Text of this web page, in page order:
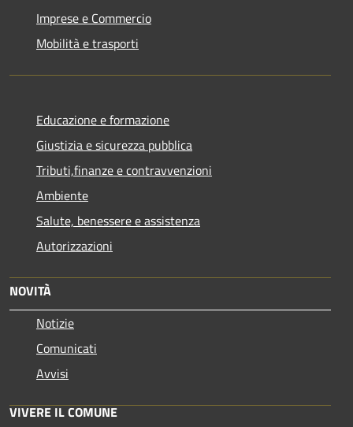
Imprese e Commercio
Mobilità e trasporti
Educazione e formazione
Giustizia e sicurezza pubblica
Tributi,finanze e contravvenzioni
Ambiente
Salute, benessere e assistenza
Autorizzazioni
NOVITÀ
Notizie
Comunicati
Avvisi
VIVERE IL COMUNE